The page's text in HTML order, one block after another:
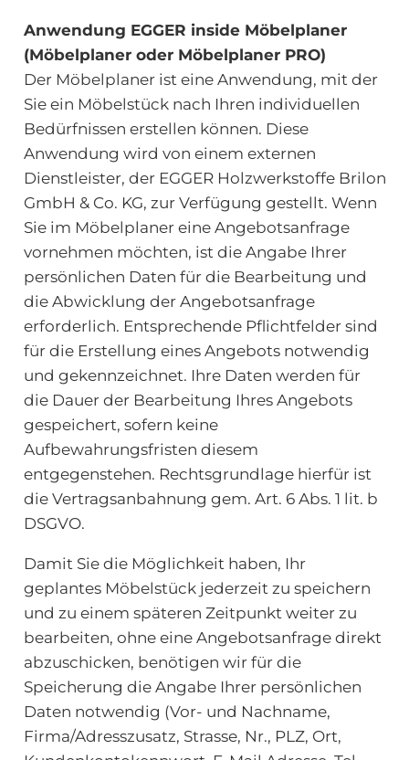
Anwendung EGGER inside Möbelplaner
(Möbelplaner oder Möbelplaner PRO)
Der Möbelplaner ist eine Anwendung, mit der
Sie ein Möbelstück nach Ihren individuellen
Bedürfnissen erstellen können. Diese
Anwendung wird von einem externen
Dienstleister, der EGGER Holzwerkstoffe Brilon
GmbH & Co. KG, zur Verfügung gestellt. Wenn
Sie im Möbelplaner eine Angebotsanfrage
vornehmen möchten, ist die Angabe Ihrer
persönlichen Daten für die Bearbeitung und
die Abwicklung der Angebotsanfrage
erforderlich. Entsprechende Pflichtfelder sind
für die Erstellung eines Angebots notwendig
und gekennzeichnet. Ihre Daten werden für
die Dauer der Bearbeitung Ihres Angebots
gespeichert, sofern keine
Aufbewahrungsfristen diesem
entgegenstehen. Rechtsgrundlage hierfür ist
die Vertragsanbahnung gem. Art. 6 Abs. 1 lit. b
DSGVO.
Damit Sie die Möglichkeit haben, Ihr
geplantes Möbelstück jederzeit zu speichern
und zu einem späteren Zeitpunkt weiter zu
bearbeiten, ohne eine Angebotsanfrage direkt
abzuschicken, benötigen wir für die
Speicherung die Angabe Ihrer persönlichen
Daten notwendig (Vor- und Nachname,
Firma/Adresszusatz, Strasse, Nr., PLZ, Ort,